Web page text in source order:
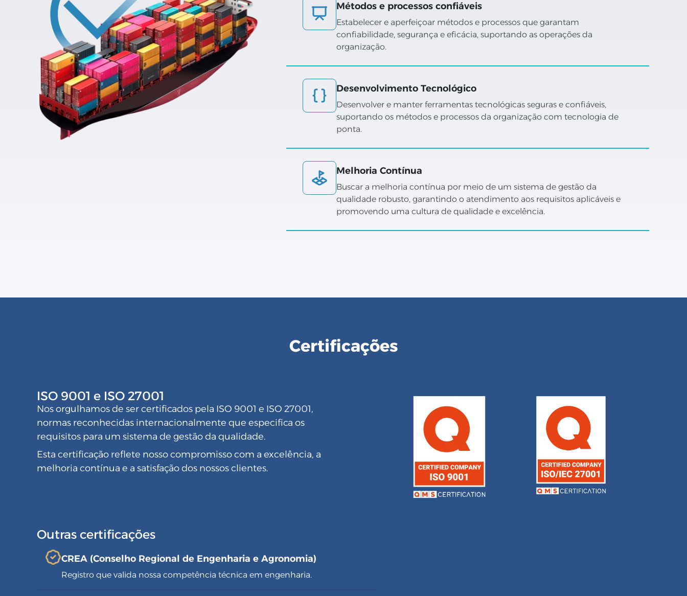
Métodos e processos confiáveis
Estabelecer e aperfeiçoar métodos e processos que garantam
confiabilidade, segurança e eficácia, suportando as operações da
organização.
Desenvolvimento Tecnológico
Desenvolver e manter ferramentas tecnológicas seguras e confiáveis,
suportando os métodos e processos da organização com tecnologia de
ponta.
Melhoria Contínua
Buscar a melhoria contínua por meio de um sistema de gestão da
qualidade robusto, garantindo o atendimento aos requisitos aplicáveis e
promovendo uma cultura de qualidade e excelência.
Certificações
ISO 9001 e ISO 27001
Nos orgulhamos de ser certificados pela ISO 9001 e ISO 27001,
normas reconhecidas internacionalmente que especifica os
requisitos para um sistema de gestão da qualidade.
Esta certificação reflete nosso compromisso com a excelência, a
melhoria contínua e a satisfação dos nossos clientes.
Outras certificações
CREA (Conselho Regional de Engenharia e Agronomia)
Registro que valida nossa competência técnica em engenharia.